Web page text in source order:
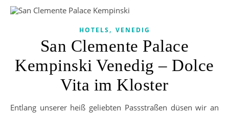
HOTELS, VENEDIG
San Clemente Palace
Kempinski Venedig – Dolce
Vita im Kloster
Entlang unserer heiß geliebten Passstraßen düsen wir an